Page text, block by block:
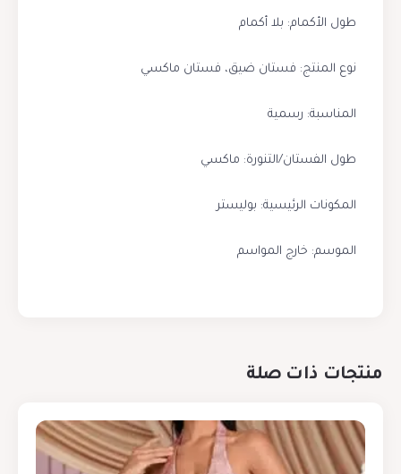
طول الأكمام: بلا أكمام
نوع المنتج: فستان ضيق، فستان ماكسي
المناسبة: رسمية
طول الفستان/التنورة: ماكسي
المكونات الرئيسية: بوليستر
الموسم: خارج المواسم
منتجات ذات صلة